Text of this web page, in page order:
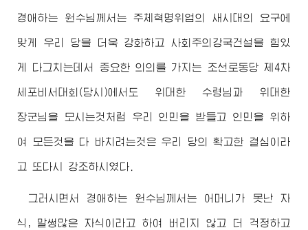
경애하는 원수님 께서는 주체혁명위업의 새시대의 요구에
맞게 우리 당을 더욱 강화하고 사회주의강국건설을 힘있
게 다그치는데서 중요한 의의를 가지는 조선로동당 제4차
세포비서대회(당시)에서도 위대한 수령님 과위대한
장군님 을 모시는것처럼 우리 인민을 받들고 인민을 위하
여 모든것을 다 바치려는것은 우리 당의 확고한 결심이라
고 또다시 강조하시였다.
그러시면서 경애하는 원수님 께서는 어머니가 못난 자
식, 말썽많은 자식이라고 하여 버리지 않고 더 걱정하고